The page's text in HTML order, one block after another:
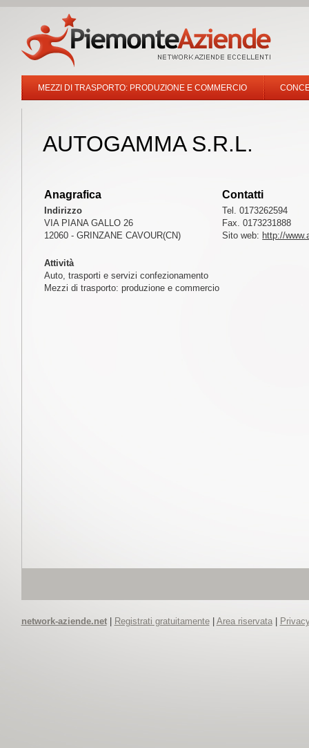
MEZZI DI TRASPORTO: PRODUZIONE E COMMERCIO
AUTOGAMMA S.R.L.
Anagrafica
Indirizzo
VIA PIANA GALLO 26
12060 - GRINZANE CAVOUR(CN)
Contatti
Tel. 0173262594
Fax. 0173231888
Sito web: http://
Attività
Auto, trasporti e servizi confezionamento
Mezzi di trasporto: produzione e commercio
network-aziende.net| Registrati gratuitamente| Area riservata|